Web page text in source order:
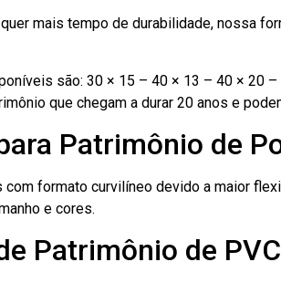
quer mais tempo de durabilidade, nossa
são: 30 × 15 – 40 × 13 – 40 × 20
que chegam a durar 20 anos e
Patrimônio de
com formato curvilíneo devido a maior
e cores.
Patrimônio de